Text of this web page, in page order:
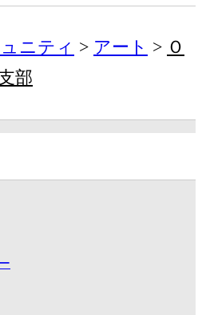
ニティ アート
Ｏ
部